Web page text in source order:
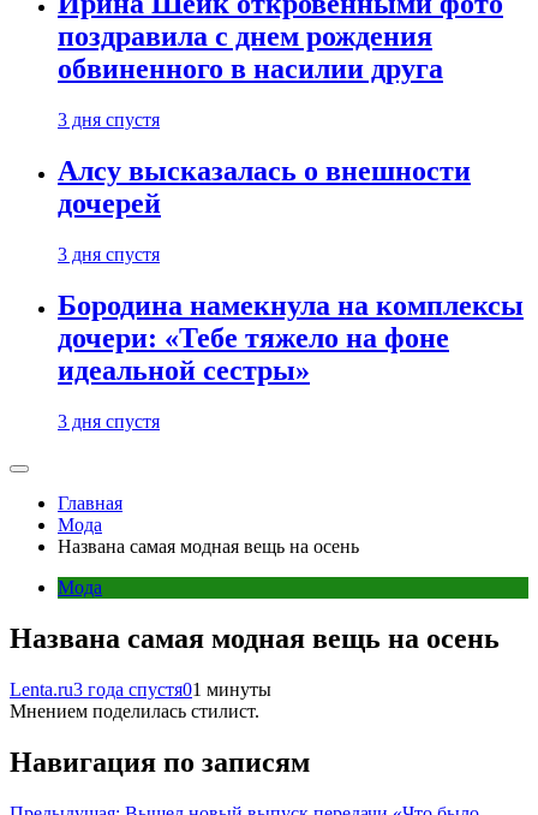
поздравила с днем рождения
обвиненного в насилии друга
3 дня спустя
Алсу высказалась о внешности
дочерей
3 дня спустя
Бородина намекнула на комплексы
дочери: «Тебе тяжело на фоне
идеальной сестры»
3 дня спустя
Главная
Мода
Названа самая модная вещь на осень
Мода
Названа самая модная вещь на осень
Lenta.ru3 года спустя01 минуты
Мнением поделилась стилист.
Навигация по записям